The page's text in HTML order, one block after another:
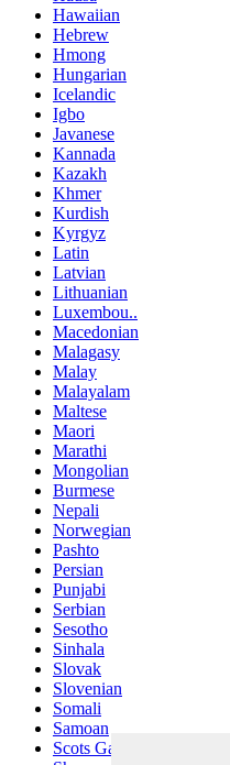
Hawaiian
Hebrew
Hmong
Hungarian
Icelandic
Igbo
Javanese
Kannada
Kazakh
Khmer
Kurdish
Kyrgyz
Latin
Latvian
Lithuanian
Luxembou..
Macedonian
Malagasy
Malay
Malayalam
Maltese
Maori
Marathi
Mongolian
Burmese
Nepali
Norwegian
Pashto
Persian
Punjabi
Serbian
Sesotho
Sinhala
Slovak
Slovenian
Somali
Samoan
Scots Gaelic